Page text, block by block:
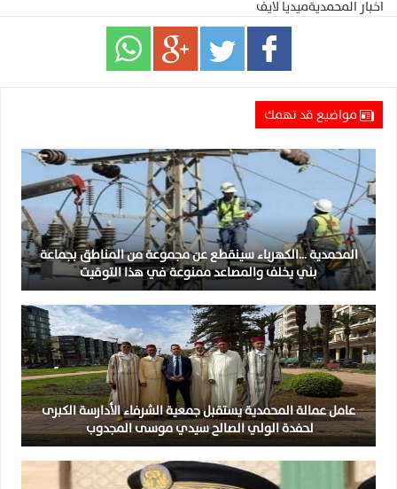
اخبار المحمديةميديا لايف
مواضيع قد تهمك
المحمدية …الكهرباء سينقطع عن مجموعة من المناطق بجماعة
بني يخلف والمصاعد ممنوعة في هذا التوقيت
عامل عمالة المحمدية يستقبل جمعية الشرفاء الأدارسة الكبرى
لحفدة الولي الصالح سيدي موسى المجدوب